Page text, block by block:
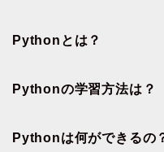
Pythonとは？
Pythonの学習方法は？
Pythonは何ができるの